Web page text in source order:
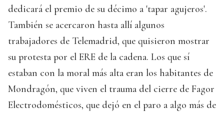
dedicará el premio de su décimo a 'tapar agujeros'.
También se acercaron hasta allí algunos
trabajadores de Telemadrid, que quisieron mostrar
su protesta por el ERE de la cadena. Los que sí
estaban con la moral más alta eran los habitantes de
Mondragón, que viven el trauma del cierre de Fagor
Electrodomésticos, que dejó en el paro a algo más de